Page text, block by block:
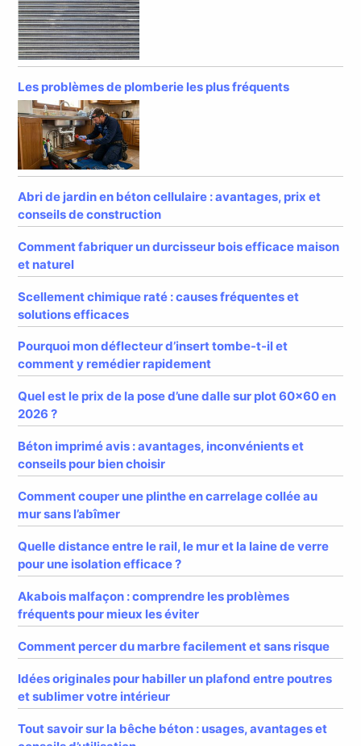
Les problèmes de plomberie les plus fréquents
Abri de jardin en béton cellulaire : avantages, prix et
conseils de construction
Comment fabriquer un durcisseur bois efficace maison
et naturel
Scellement chimique raté : causes fréquentes et
solutions efficaces
Pourquoi mon déflecteur d’insert tombe-t-il et
comment y remédier rapidement
Quel est le prix de la pose d’une dalle sur plot 60×60 en
2026 ?
Béton imprimé avis : avantages, inconvénients et
conseils pour bien choisir
Comment couper une plinthe en carrelage collée au
mur sans l’abîmer
Quelle distance entre le rail, le mur et la laine de verre
pour une isolation efficace ?
Akabois malfaçon : comprendre les problèmes
fréquents pour mieux les éviter
Comment percer du marbre facilement et sans risque
Idées originales pour habiller un plafond entre poutres
et sublimer votre intérieur
Tout savoir sur la bêche béton : usages, avantages et